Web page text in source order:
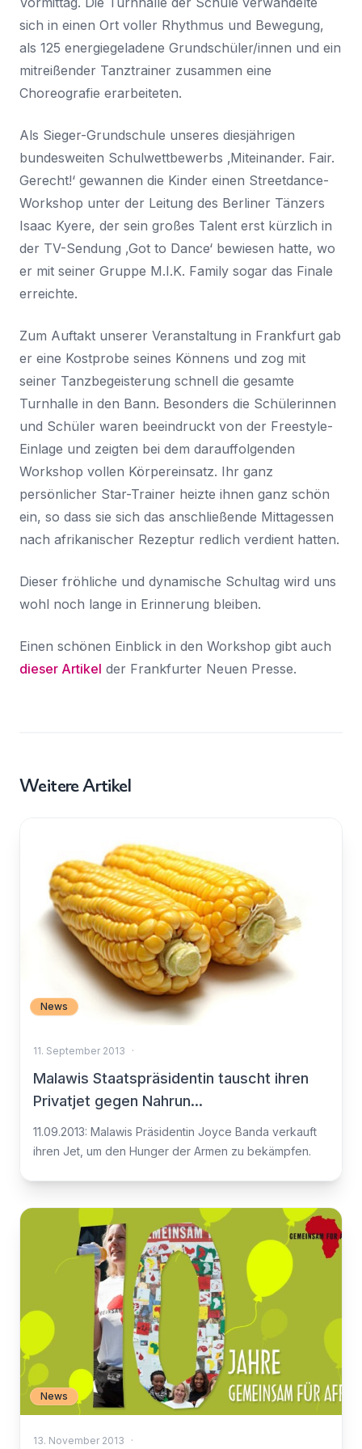
sich in einen Ort voller Rhythmus und Bewegung,
als 125 energiegeladene Grundschüler/innen und ein
mitreißender Tanztrainer zusammen eine
Choreografie erarbeiteten.
Als Sieger-Grundschule unseres diesjährigen
bundesweiten Schulwettbewerbs ‚Miteinander. Fair.
Gerecht!‘ gewannen die Kinder einen Streetdance-
Workshop unter der Leitung des Berliner Tänzers
Isaac Kyere, der sein großes Talent erst kürzlich in
der TV-Sendung ‚Got to Dance‘ bewiesen hatte, wo
er mit seiner Gruppe M.I.K. Family sogar das Finale
erreichte.
Zum Auftakt unserer Veranstaltung in Frankfurt gab
er eine Kostprobe seines Könnens und zog mit
seiner Tanzbegeisterung schnell die gesamte
Turnhalle in den Bann. Besonders die Schülerinnen
und Schüler waren beeindruckt von der Freestyle-
Einlage und zeigten bei dem darauffolgenden
Workshop vollen Körpereinsatz. Ihr ganz
persönlicher Star-Trainer heizte ihnen ganz schön
ein, so dass sie sich das anschließende Mittagessen
nach afrikanischer Rezeptur redlich verdient hatten.
Dieser fröhliche und dynamische Schultag wird uns
wohl noch lange in Erinnerung bleiben.
Einen schönen Einblick in den Workshop gibt auch
dieser Artikel der Frankfurter Neuen Presse.
Weitere Artikel
News
11. September 2013 ·
Malawis Staatspräsidentin tauscht ihren
Privatjet gegen Nahrun...
11.09.2013: Malawis Präsidentin Joyce Banda verkauft
ihren Jet, um den Hunger der Armen zu bekämpfen.
News
13. November 2013 ·